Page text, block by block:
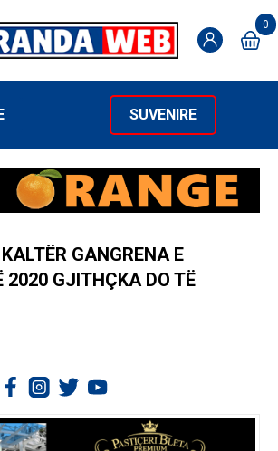
0
SUVENIRE
GANGRENA E
2020 GJITHÇKA DO TË